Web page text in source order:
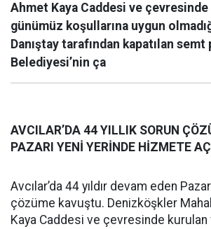
Ahmet Kaya Caddesi ve
günümüz koşullarına uygun
Danıştay tarafından kapatılan semt
Belediyesi’nin ça
AVCILAR’DA 44 YILLIK SORUN
PAZARI YENİ YERİNDE HİZMETE
Avcılar’da 44 yıldır devam eden
çözüme kavuştu. Denizköşkler
Kaya Caddesi ve çevresinde